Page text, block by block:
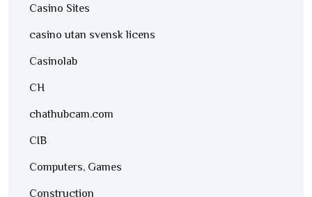
Casino Sites
casino utan svensk licens
Casinolab
CH
chathubcam.com
CIB
Computers, Games